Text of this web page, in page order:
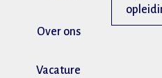
Over ons
Vacature